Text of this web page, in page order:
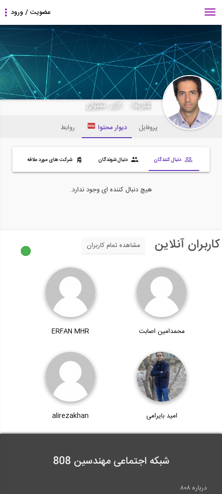
Saeed_h91
نقش‌ها:
کاربر معمولی,
پروفایل
دیوار محتوا روابط
دنبال کنندگان دنبال شوندگان شرکت های مورد علاقه
هیچ دنبال کننده ای وجود ندارد.
کاربران آنلاین مشاهده تمام کاربران
محمدامین اصابت ERFAN MHR
امید بایرامی alirezakhan
شبکه اجتماعی مهندسین 808
درباره ۸۰۸